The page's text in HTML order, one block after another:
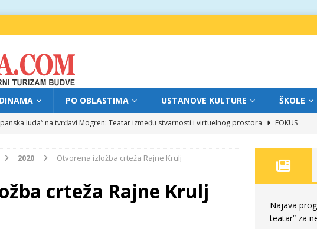
PO OBLASTIMA USTANOVE KULTURE ŠKOLE
luda“ na tvrđavi Mogren: Teatar između stvarnosti i virtuelnog prostora
FOKUS
pjesnika ugostio Mihajla Pantića: Književnost kao traganje za onim što ne možemo do kraja
programa XL festivala „Grad teatar“ za petak, 7. avgust
2020 Otvorena izložba crteža Rajne Krulj
crteža Rajne Krulj
Najava
teatar“ za